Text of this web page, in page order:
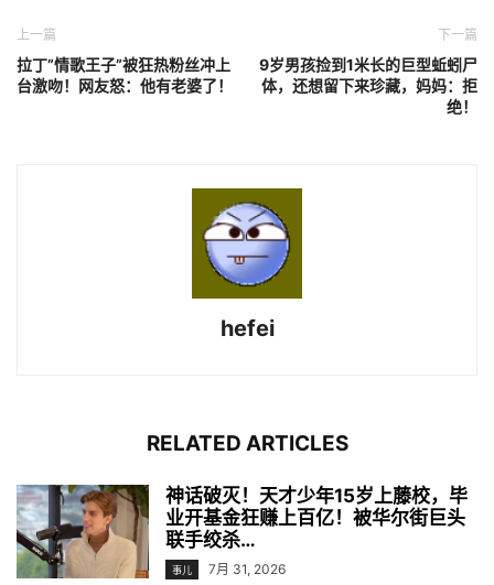
上一篇
拉丁”情歌王子”被狂热粉丝冲上
台激吻！网友怒：他有老婆了！
下一篇
9岁男孩捡到1米长的巨型蚯蚓尸
体，还想留下来珍藏，妈妈：拒
绝！
hefei
RELATED ARTICLES
神话破灭！天才少年15岁上藤校，毕
业开基金狂赚上百亿！被华尔街巨头
联手绞杀…
事儿 7月 31, 2026